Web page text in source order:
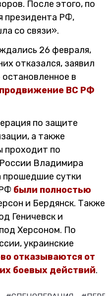
После этого, по
президента РФ,
со связи».
26 февраля,
отказался, заявил
в
продвижение ВС РФ
по защите
а также
проходит по
Владимира
прошедшие сутки
были полностью
и Бердянск. Также
Геничевск и
Херсоном. По
украинские
отказываются от
боевых действий.